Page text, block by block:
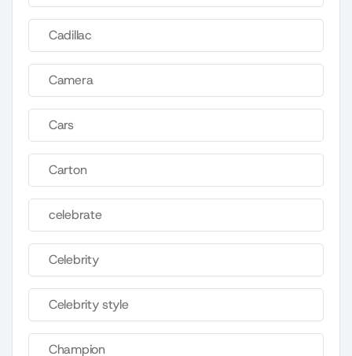
Cadillac
Camera
Cars
Carton
celebrate
Celebrity
Celebrity style
Champion